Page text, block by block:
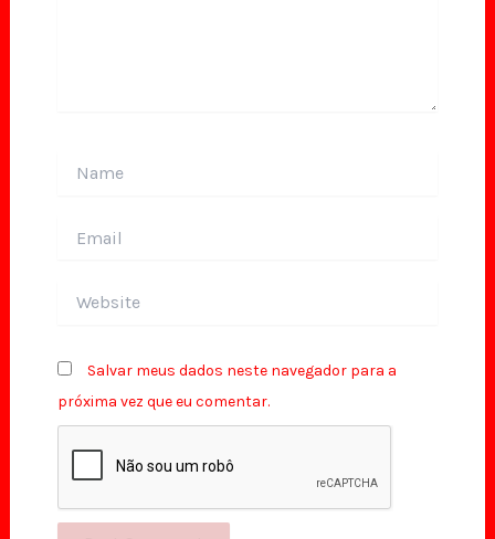
Salvar meus dados neste navegador para a
próxima vez que eu comentar.